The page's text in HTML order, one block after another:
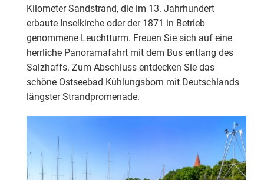
Kilometer Sandstrand, die im 13. Jahrhundert
erbaute Inselkirche oder der 1871 in Betrieb
genommene Leuchtturm. Freuen Sie sich auf eine
herrliche Panoramafahrt mit dem Bus entlang des
Salzhaffs. Zum Abschluss entdecken Sie das
schöne Ostseebad Kühlungsborn mit Deutschlands
längster Strandpromenade.
Heute heißt es „Schiff ahoi“! Ab Wismar brechen Sie
Poel, die als unentdeckte Perle in der Mecklenburger
Bucht gilt. Hier erwarten Sie 14 Kilometer Sandstrand,
die im 13. Jahrhundert erbaute Inselkirche oder der